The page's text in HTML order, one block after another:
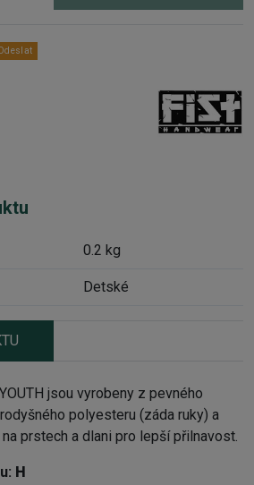
0.2 kg
Detské
jsou vyrobeny z pevného
polyesteru (záda ruky) a
prstech a dlani pro lepší přilnavost.
H